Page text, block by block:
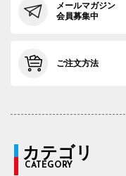
メールマガジン
会員募集中
ご注文方法
カテゴリ
CATEGORY